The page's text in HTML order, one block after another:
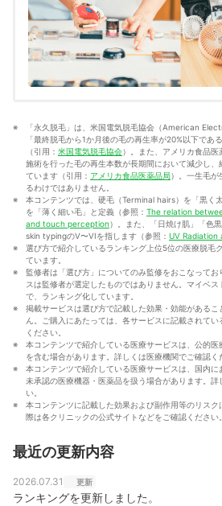
「永久脱毛」は、米国電気脱毛協会（American
「最終脱毛から1か月後の毛の再生率が20%以下であ
（引用： 米国電気脱毛協会）。また、アメリカ食品
施術を行った毛の再生本数が長期間において減少し、
ています（引用： アメリカ食品医薬品局）。一生毛が
るわけではありません。
本コンテンツでは、硬毛（Terminal hairs）を「黒く
を「薄く細い毛」と定義（参照： The relation
and touch perception）。また、「日焼け肌」「色
skin typingのV〜VIを指します（参照： UV Radiation
選び方で紹介しているランキング上位5位の医療脱毛ク
ています。
監修者は「選び方」についてのみ監修をおこなって
スは監修者が選定したものではありません。マイベス
で、ランキング化しています。
掲載サービスは選び方で記載した効果・効能がある
ん。ご購入にあたっては、各サービスに記載されて
ください。
本コンテンツで紹介している医療サービスは、公的
を含む場合があります。詳しくは医療機関でご確認く
本コンテンツで紹介している医療サービスは、国内に
未承認の医療機器・医薬品を扱う場合があります。詳
い。
本コンテンツに記載した効果および副作用等のリス
際は各クリニックの公式サイトなどをご確認ください。
最近の更新内容
2026.07.31 更新
ランキングを更新しました。